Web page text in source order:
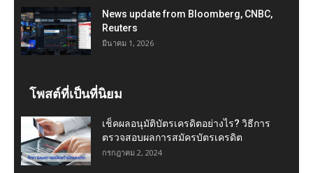
News update from Bloomberg, CNBC,
Reuters
มีนาคม 1, 2026
โพสต์ที่เป็นที่นิยม
เช็คผลอนุมัติบัตรเครดิตอย่างไร? วิธีการ
ตรวจสอบผลการสมัครบัตรเครดิต
กรกฎาคม 2, 2024